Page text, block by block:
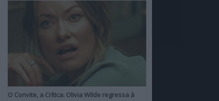
O Convite, a Crítica: Olivia Wilde regressa à